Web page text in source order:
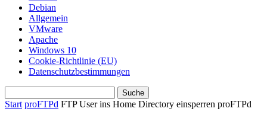
Debian
Allgemein
VMware
Apache
Windows 10
Cookie-Richtlinie (EU)
Datenschutzbestimmungen
Start proFTPd FTP User ins Home Directory einsperren proFTPd